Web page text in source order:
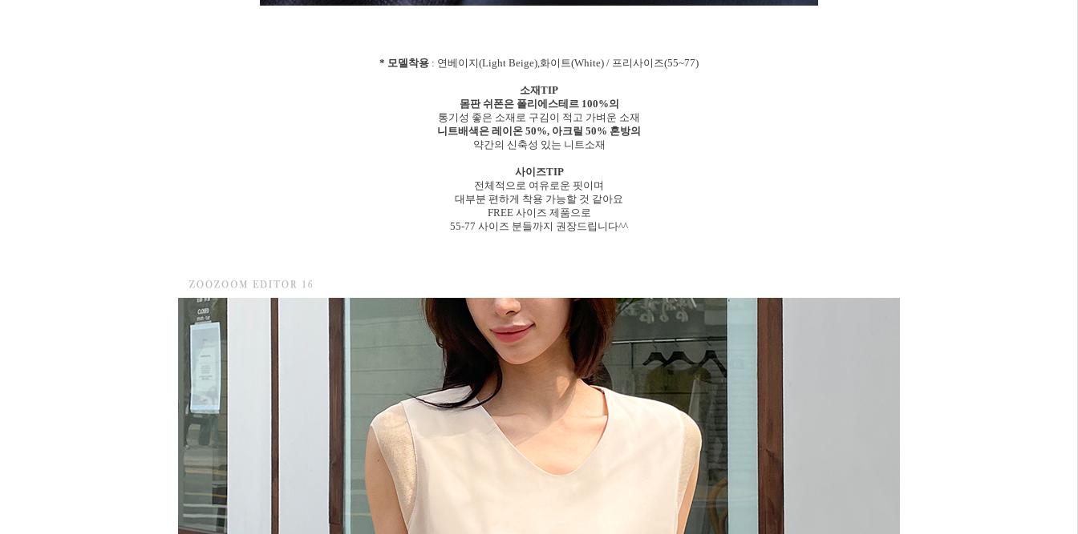
* 모델착용 : 연베이지(Light Beige),화이트(White) / 프리사이즈(55~77)
소재TIP
몸판 쉬폰은 폴리에스테르 100%의
통기성 좋은 소재로 구김이 적고 가벼운 소재
니트배색은 레이온 50%, 아크릴 50% 혼방의
약간의 신축성 있는 니트소재
사이즈TIP
전체적으로 여유로운 핏이며
대부분 편하게 착용 가능할 것 같아요
FREE 사이즈 제품으로
55-77 사이즈 분들까지 권장드립니다^^